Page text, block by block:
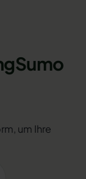
um Ihre